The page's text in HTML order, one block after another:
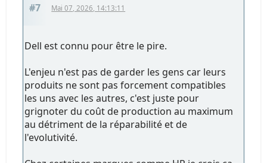
#7 Mai 07, 2026, 14:13:11
Dell est connu pour être le pire.
L'enjeu n'est pas de garder les gens car leurs
produits ne sont pas forcement compatibles
les uns avec les autres, c'est juste pour
grignoter du coût de production au maximum
au détriment de la réparabilité et de
l'evolutivité.